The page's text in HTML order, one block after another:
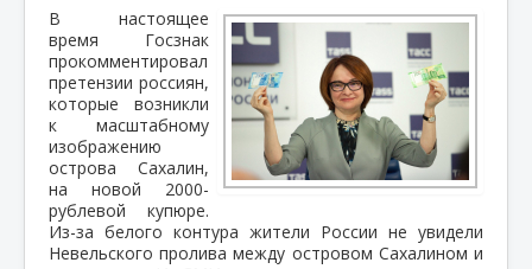
В настоящее
время Госзнак
прокомментировал
претензии россиян,
которые возникли
к масштабному
изображению
острова Сахалин,
на новой 2000-
рублевой купюре.
Из-за белого контура жители России не увидели
Невельского пролива между островом Сахалином и